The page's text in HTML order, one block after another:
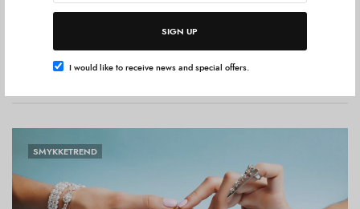
SIGN UP
I would like to receive news and special offers.
5.890,00 DKK3.995,00 DKK126.645,00 DKK70.795,00
SMYKKETREND